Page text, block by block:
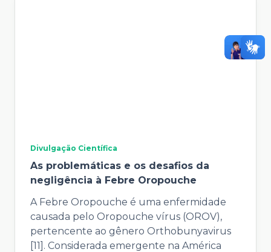
Divulgação Científica
As problemáticas e os desafios da
negligência à Febre Oropouche
A Febre Oropouche é uma enfermidade
causada pelo Oropouche vírus (OROV),
pertencente ao gênero Orthobunyavirus
[11]. Considerada emergente na América